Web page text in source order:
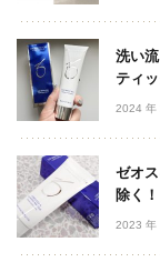
洗い
ティ
2024 年
ゼオ
除く！
2023 年